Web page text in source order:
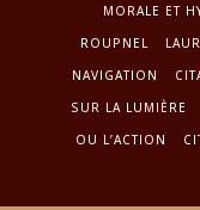
MORALE ET
ROUPNEL
NAVIGATION
SUR LA LUMIÈRE
OU L’ACTION